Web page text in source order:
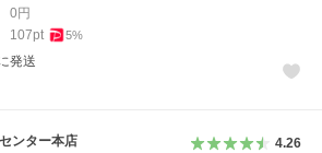
0 円
107pt 5%
発送
ンター本店 4.26